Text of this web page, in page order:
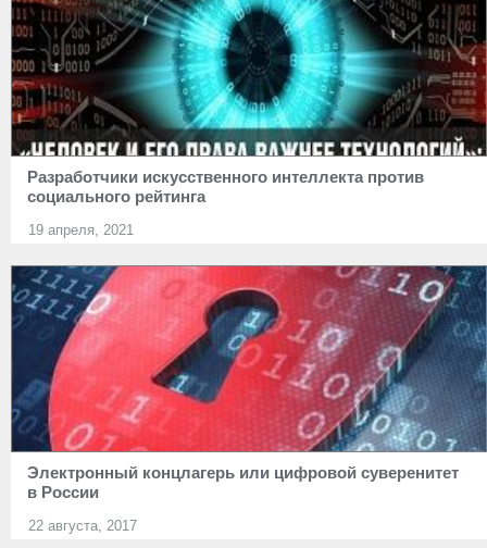
Разработчики искусственного интеллекта против
социального рейтинга
19 апреля, 2021
Электронный концлагерь или цифровой суверенитет
в России
22 августа, 2017